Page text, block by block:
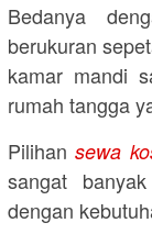
Bedanya
berukuran
kamar mandi
rumah tangga
Pilihansewa
sangat
dengan